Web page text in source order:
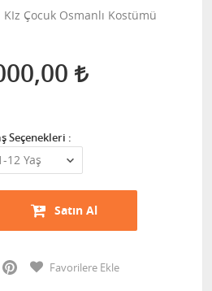
Çocuk Osmanlı Kostümü
Seçenekleri :
Satın Al
Twitter PinterestFavorilere Ekle